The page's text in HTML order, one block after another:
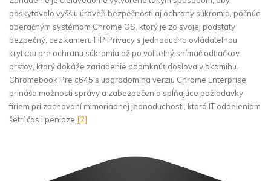
poskytovalo vyššiu úroveň bezpečnosti aj ochrany súkromia, počnúc
operačným systémom Chrome OS, ktorý je zo svojej podstaty
bezpečný, cez kameru HP Privacy s jednoducho ovládateľnou
krytkou pre ochranu súkromia až po voliteľný snímač odtlačkov
prstov, ktorý dokáže zariadenie odomknúť doslova v okamihu.
Chromebook Pre c645 s upgradom na verziu Chrome Enterprise
prináša možnosti správy a zabezpečenia spĺňajúce požiadavky
firiem pri zachovaní mimoriadnej jednoduchosti, ktorá IT oddeleniam
šetrí čas i peniaze. [2]